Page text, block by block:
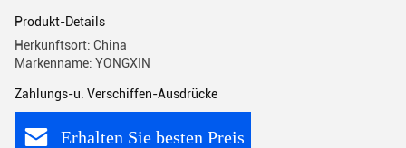
Produkt-Details
Herkunftsort: China
Markenname: YONGXIN
Zahlungs-u. Verschiffen-Ausdrücke
Erhalten Sie besten Preis